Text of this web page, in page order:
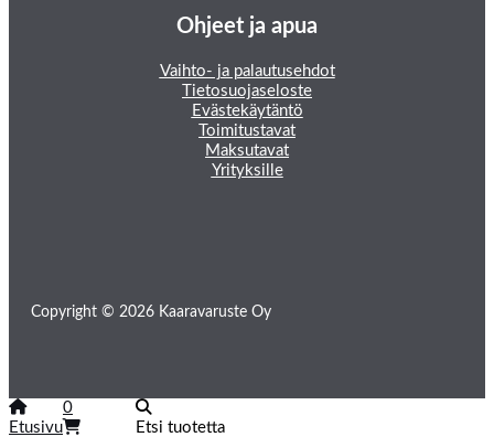
Ohjeet ja apua
Vaihto- ja palautusehdot
Tietosuojaseloste
Evästekäytäntö
Toimitustavat
Maksutavat
Yrityksille
Copyright © 2026 Kaaravaruste Oy
Etusivu
0
Etsi tuotetta